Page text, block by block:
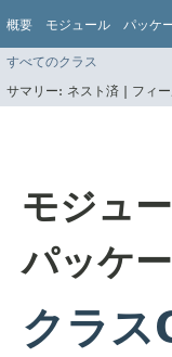
概要 モジュール パッケ
すべてのクラス
サマリー: ネスト済 | フィ
モジュ
パッケ
クラ